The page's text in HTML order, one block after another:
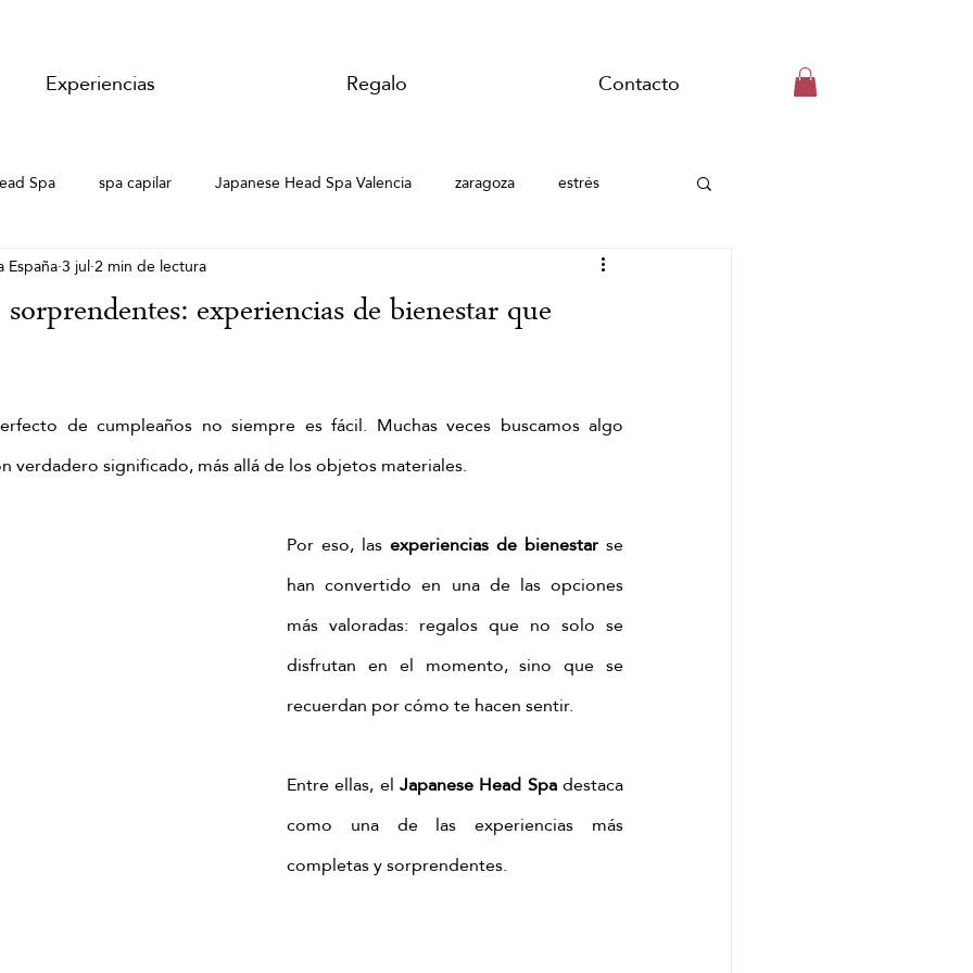
Experiencias Regalo Contacto
Spa spa capilar Japanese Head Spa Valencia zaragoza estrés
Hair Spa Zaragoza Head Spa Zaragoza
masaje chino de jengibre
ritual corporal de matcha
masaje con matcha
experiencias de bienestar que
España3 jul2 min de lectura
de cumpleaños no siempre es fácil. Muchas veces buscamos algo
verdadero significado, más allá de los objetos materiales.
Por eso, las experiencias de bienestar se
han convertido en una de las opciones
más valoradas: regalos que no solo se
disfrutan en el momento, sino que se
recuerdan por cómo te hacen sentir.
Entre ellas, el Japanese Head Spa destaca
como una de las experiencias más
completas y sorprendentes.